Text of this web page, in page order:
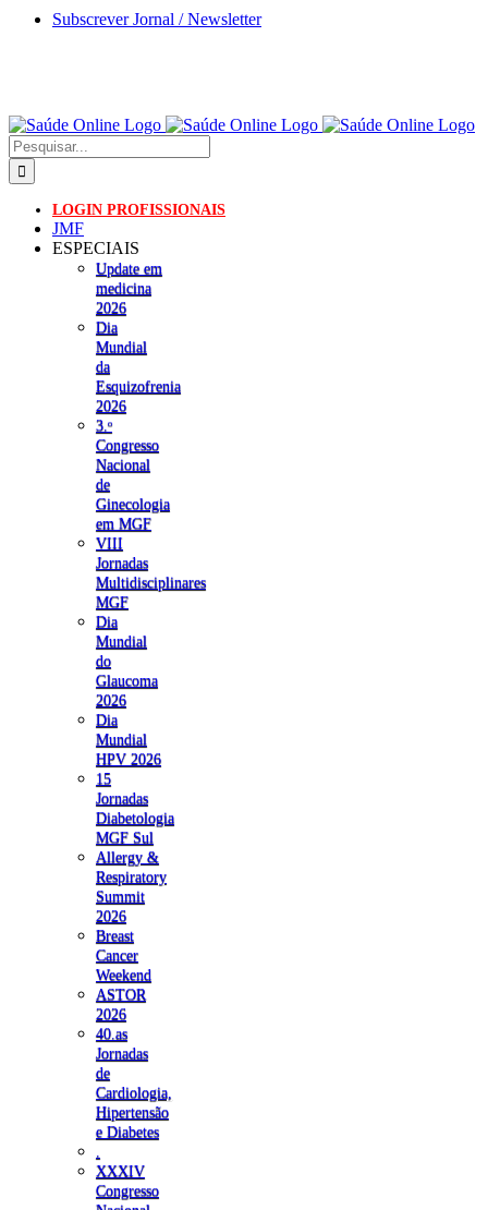
Skip
Subscrever Jornal / Newsletter
Pesquisar
LOGIN PROFISSIONAIS
JMF
ESPECIAIS
Update em
medicina
2026
Dia
Mundial
da
Esquizofrenia
2026
3.ᵒ
Congresso
Nacional
de
Ginecologia
em MGF
VIII
Jornadas
Multidisciplinares
MGF
Dia
Mundial
do
Glaucoma
2026
Dia
Mundial
HPV 2026
15
Jornadas
Diabetologia
MGF Sul
Allergy &
Respiratory
Summit
2026
Breast
Cancer
Weekend
ASTOR
2026
40.as
Jornadas
de
Cardiologia,
Hipertensão
e Diabetes
XXXIV
Congresso